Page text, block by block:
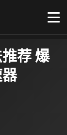
荐 爆